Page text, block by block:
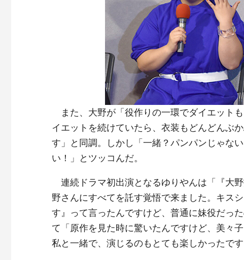
また、大野が「役作りの一環でダイエット
イエットを続けていたら、衣装もどんどんぶ
す」と同調。しかし「一緒？パンパンじゃな
い！」とツッコんだ。
連続ドラマ初出演となるゆりやんは「『大
野さんにすべてを託す覚悟で来ました。キス
す』って言ったんですけど、普通に妹役だっ
て「原作を見た時に驚いたんですけど、美々
私と一緒で、演じるのもとても楽しかったです